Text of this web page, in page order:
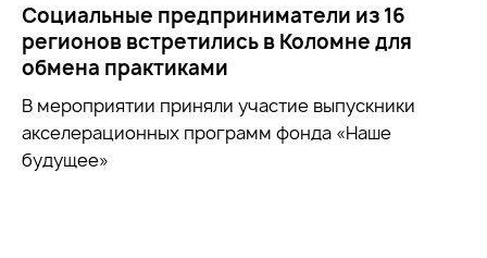
Социальные предприниматели из 16
регионов встретились в Коломне для
обмена практиками
В мероприятии приняли участие выпускники
акселерационных программ фонда «Наше
будущее»